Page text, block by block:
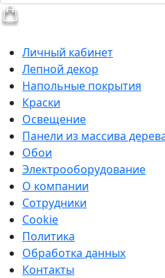
Личный кабинет
Лепной декор
Напольные покрытия
Краски
Освещение
Панели из массива
Обои
Электрооборудование
О компании
Сотрудники
Cookie
Политика
Обработка данных
Контакты